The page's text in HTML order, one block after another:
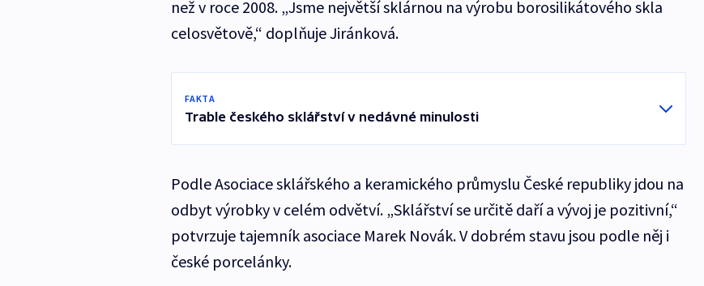
než v roce 2008. „Jsme největší sklárnou na výrobu borosilikátového skla
celosvětově,“ doplňuje Jiránková.
FAKTA
Trable českého sklářství v nedávné minulosti
Podle Asociace sklářského a keramického průmyslu České republiky jdou na
odbyt výrobky v celém odvětví. „Sklářství se určitě daří a vývoj je pozitivní,“
potvrzuje tajemník asociace Marek Novák. V dobrém stavu jsou podle něj i
české porcelánky.